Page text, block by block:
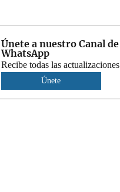
Únete a nuestro Canal de
WhatsApp
Recibe todas las actualizaciones
Únete